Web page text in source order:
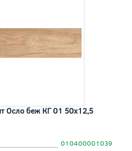
Осло беж КГ 01 50x12,5
010400001039